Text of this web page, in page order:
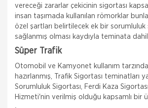
vereceği zararlar çekicinin sigortası
insan taşımada kullanılan römorklar
özel şartları belirtilecek ek bir sorumluluk
sağlanmış olması kaydıyla teminata
Süper Trafik
Otomobil ve Kamyonet kullanım
hazırlanmış, Trafik Sigortası teminatları
Sorumluluk Sigortası, Ferdi Kaza
Hizmeti'nin verilmiş olduğu kapsamlı bir